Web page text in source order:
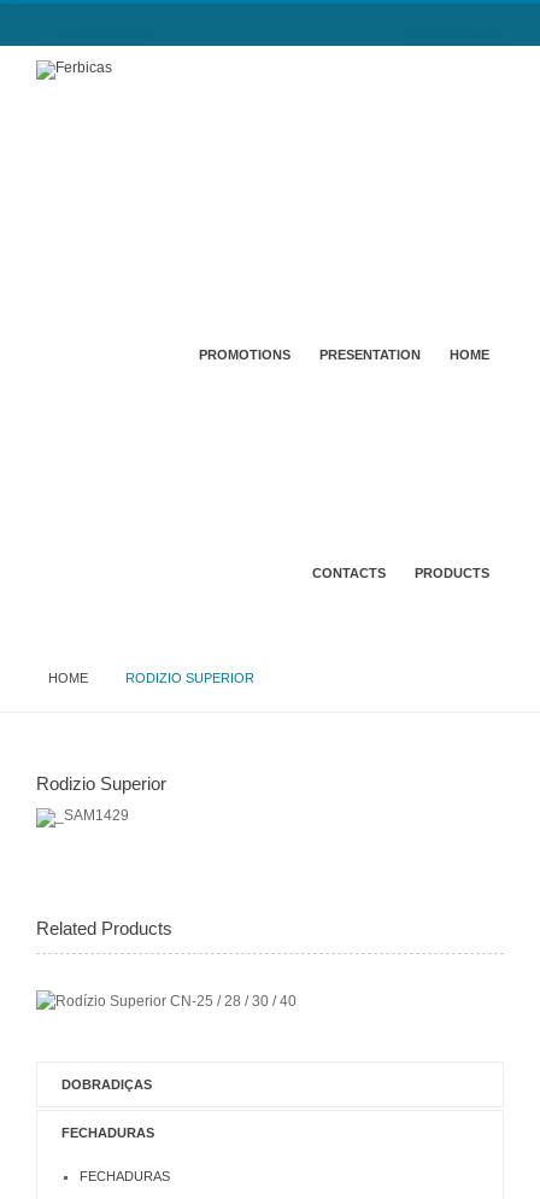
HOME
PRESENTATION
PROMOTIONS
PRODUCTS
CONTACTS
HOME RODIZIO SUPERIOR
Rodizio Superior
Related Products
DOBRADIÇAS
FECHADURAS
FECHADURAS